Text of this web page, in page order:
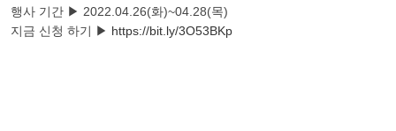
행사 기간 ▶ 2022.04.26(화)~04.28(목)
지금 신청 하기 ▶ https://bit.ly/3O53BKp